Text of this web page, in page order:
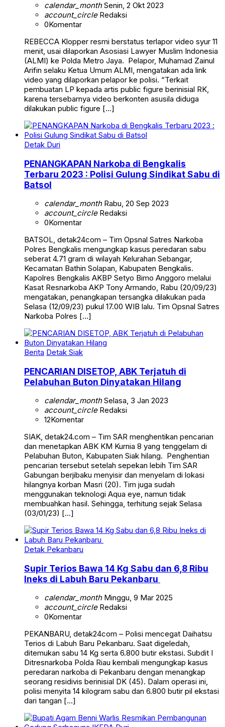
calendar_monthSenin, 2 Okt 2023
account_circleRedaksi
0Komentar
REBECCA Klopper resmi berstatus terlapor video syur 11
menit, usai dilaporkan Asosiasi Lawyer Muslim Indonesia
(ALMI) ke Polda Metro Jaya. Pelapor, Muhamad Zainul
Arifin selaku Ketua Umum ALMI, mengatakan ada link
video yang dilaporkan pelapor ke polisi. “Terkait
pembuatan LP kepada artis public figure berinisial RK,
karena tersebarnya video berkonten asusila diduga
dilakukan public figure […]
Detak Duri
PENANGKAPAN Narkoba di Bengkalis
Terbaru 2023 : Polisi Gulung Sindikat Sabu di
Batsol
calendar_monthRabu, 20 Sep 2023
account_circleRedaksi
0Komentar
BATSOL, detak24com – Tim Opsnal Satres Narkoba
Polres Bengkalis mengungkap kasus peredaran sabu
seberat 4.71 gram di wilayah Kelurahan Sebangar,
Kecamatan Bathin Solapan, Kabupaten Bengkalis.
Kapolres Bengkalis AKBP Setyo Bimo Anggoro melalui
Kasat Resnarkoba AKP Tony Armando, Rabu (20/09/23)
mengatakan, penangkapan tersangka dilakukan pada
Selasa (12/09/23) pukul 17.00 WIB lalu. Tim Opsnal Satres
Narkoba Polres […]
Berita Detak Siak
PENCARIAN DISETOP, ABK Terjatuh di
Pelabuhan Buton Dinyatakan Hilang
calendar_monthSelasa, 3 Jan 2023
account_circleRedaksi
12Komentar
SIAK, detak24.com – Tim SAR menghentikan pencarian
dan menetapkan ABK KM Kurnia 8 yang tenggelam di
Pelabuhan Buton, Kabupaten Siak hilang. Penghentian
pencarian tersebut setelah sepekan lebih Tim SAR
Gabungan berjibaku menyisir dan menyelam di lokasi
hilangnya korban Masri (20). Tim juga sudah
menggunakan teknologi Aqua eye, namun tidak
membuahkan hasil. Sehingga, terhitung sejak Selasa
(03/01/23) […]
Detak Pekanbaru
Supir Terios Bawa 14 Kg Sabu dan 6,8 Ribu
Ineks di Labuh Baru Pekanbaru
calendar_monthMinggu, 9 Mar 2025
account_circleRedaksi
0Komentar
PEKANBARU, detak24com – Polisi mencegat Daihatsu
Terios di Labuh Baru Pekanbaru. Saat digeledah,
ditemukan sabu 14 Kg serta 6.800 butir ekstasi. Subdit I
Ditresnarkoba Polda Riau kembali mengungkap kasus
peredaran narkoba di Pekanbaru dengan menangkap
seorang residivis berinisial DK (45). Dalam operasi ini,
polisi menyita 14 kilogram sabu dan 6.800 butir pil ekstasi
dari tangan […]